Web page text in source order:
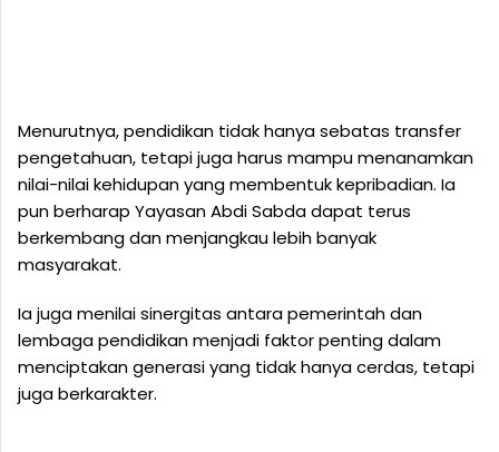
Menurutnya, pendidikan tidak hanya sebatas transfer
pengetahuan, tetapi juga harus mampu menanamkan
nilai-nilai kehidupan yang membentuk kepribadian. Ia
pun berharap Yayasan Abdi Sabda dapat terus
berkembang dan menjangkau lebih banyak
masyarakat.
Ia juga menilai sinergitas antara pemerintah dan
lembaga pendidikan menjadi faktor penting dalam
menciptakan generasi yang tidak hanya cerdas, tetapi
juga berkarakter.